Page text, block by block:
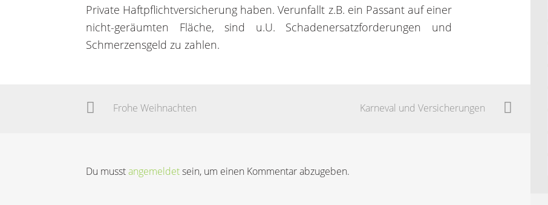
Private Haftpflichtversicherung haben. Verunfallt z.B. ein Passant auf einer
nicht-geräumten Fläche, sind u.U. Schadenersatzforderungen und
Schmerzensgeld zu zahlen.
Frohe Weihnachten Karneval und Versicherungen
Du musstangemeldetsein, um einen Kommentar abzugeben.